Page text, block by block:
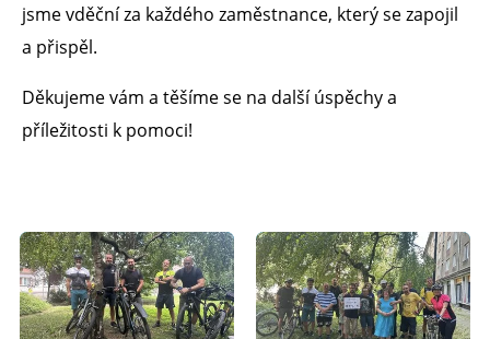
jsme vděční za každého zaměstnance, který se zapojil
a přispěl.
Děkujeme vám a těšíme se na další úspěchy a
příležitosti k pomoci!